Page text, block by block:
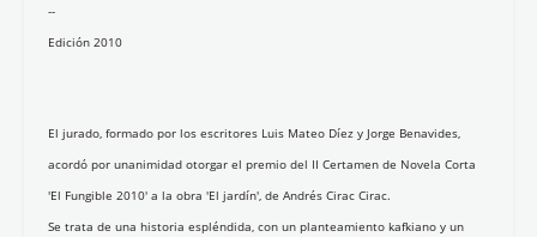
--
Edición 2010
El jurado, formado por los escritores Luis Mateo Díez y Jorge Benavides,
acordó por unanimidad otorgar el premio del II Certamen de Novela Corta
'El Fungible 2010' a la obra 'El jardín', de Andrés Cirac Cirac.
Se trata de una historia espléndida, con un planteamiento kafkiano y un